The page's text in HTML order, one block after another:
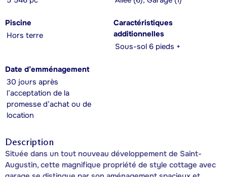
Piscine
Hors terre
Caractéristiques
additionnelles
Sous-sol 6 pieds +
Date d’emménagement
30 jours après
l’acceptation de la
promesse d’achat ou de
location
Description
Située dans un tout nouveau développement de Saint-
Augustin, cette magnifique propriété de style cottage avec